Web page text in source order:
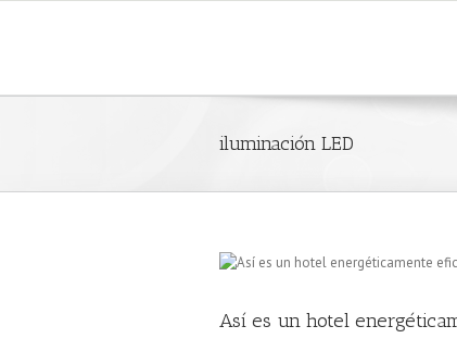
iluminación LED
Así es un hotel